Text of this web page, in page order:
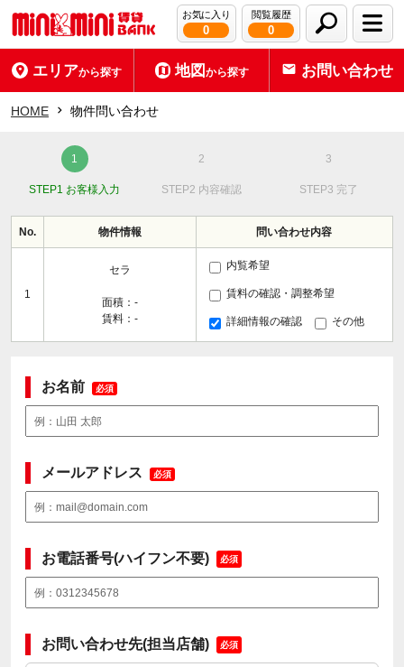
お気に入り
0
閲覧履歴
0
エリアから探す 地図から探す お問い合わせ
HOME 物件問い合わせ
STEP1 お客様入力 STEP2 内容確認 STEP3 完了
No. 物件情報 問い合わせ内容
1
セラ
面積：-
賃料：-
内覧希望
賃料の確認・調整希望
詳細情報の確認 その他
お名前 必須
メールアドレス 必須
お電話番号(ハイフン不要) 必須
お問い合わせ先(担当店舗) 必須